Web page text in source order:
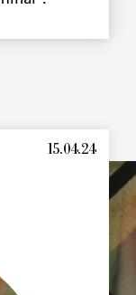
15.04.24